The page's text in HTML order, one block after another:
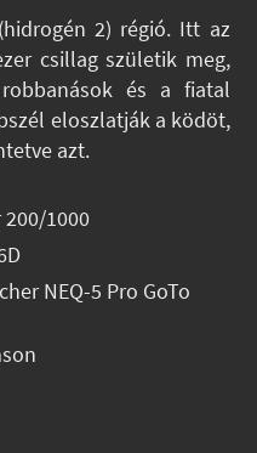
2) régió. Itt az
csillag születik meg,
és a fiatal
eloszlatják a ködöt,
azt.
200/1000
NEQ-5 Pro GoTo